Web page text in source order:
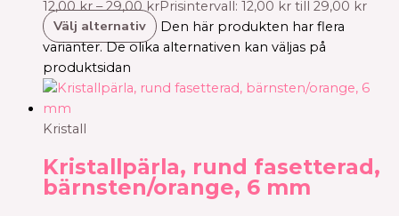
12,00kr – 29,00krPrisintervall: 12,00 kr till 29,00 kr
Välj alternativ
Den här produkten har flera
varianter. De olika alternativen kan väljas på
produktsidan
Kristall
Kristallpärla, rund fasetterad,
bärnsten/orange, 6 mm